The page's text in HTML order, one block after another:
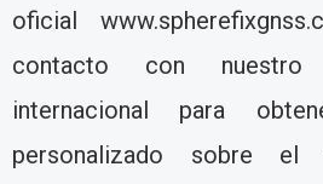
oficial
contacto con nuestro
internacional para
personalizado sobre el